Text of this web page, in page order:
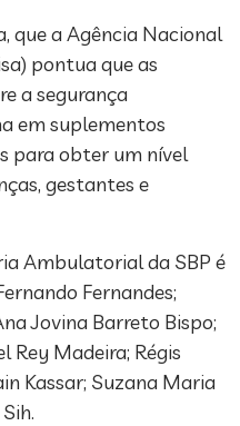
que a Agência Nacional
pontua que as
a segurança
em suplementos
para obter um nível
gestantes e
Ambulatorial da SBP é
Fernandes;
Jovina Barreto Bispo;
Rey Madeira; Régis
Kassar; Suzana Maria